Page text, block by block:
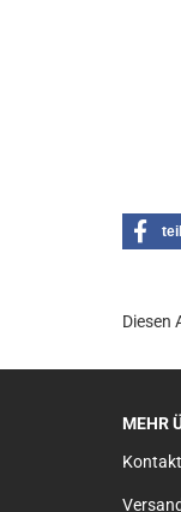
Diesen
MEHR
Kontakt